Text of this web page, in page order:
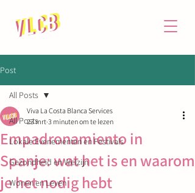
Post
All Posts
Lokale Evenementen en Festivals
Gezondheid en Welzijn
Wonen en Leven
All Posts
Empadronamiento in
Spanje: wat het is en waarom
je het nodig hebt
Viva La Costa Blanca Services
23 mrt 3 minuten om te lezen